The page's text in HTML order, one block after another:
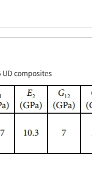
composites